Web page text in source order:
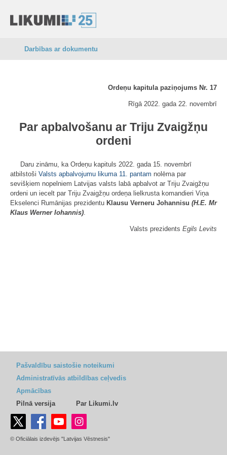
Darbības ar dokumentu
Ordeņu kapitula paziņojums Nr. 17
Rīgā 2022. gada 22. novembrī
Par apbalvošanu ar Triju Zvaigžņu
ordeni
Daru zināmu, ka Ordeņu kapituls 2022. gada 15. novembrī
atbilstoši Valsts apbalvojumu likuma 11. pantam nolēma par
sevišķiem nopelniem Latvijas valsts labā apbalvot ar Triju Zvaigžņu
ordeni un iecelt par Triju Zvaigžņu ordeņa lielkrusta komandieri Viņa
Ekselenci Rumānijas prezidentu Klausu Verneru Johannisu (H.E. Mr
Klaus Werner Iohannis).
Valsts prezidents Egils Levits
Pašvaldību saistošie noteikumi
Administratīvās atbildības ceļvedis
Apmācības
Pilnā versija
Par Likumi.lv
© Oficiālais izdevējs "Latvijas Vēstnesis"